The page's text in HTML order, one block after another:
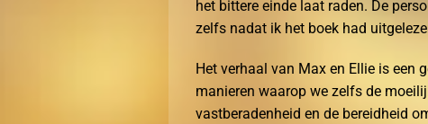
het bittere einde laat raden. De
zelfs nadat ik het boek had
Het verhaal van Max en Ellie is een
manieren waarop we zelfs de
vastberadenheid en de bereidheid